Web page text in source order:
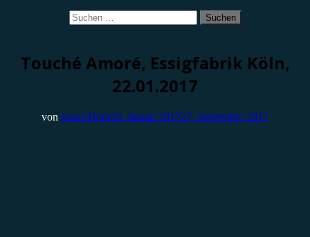
Suchen
nach:
Touché Amoré, Essigfabrik Köln,
22.01.2017
von Jonas Horn24. Januar 201727. September 2017